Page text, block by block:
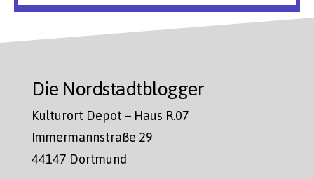
Die Nordstadtblogger
Kulturort Depot – Haus R.07
Immermannstraße 29
44147 Dortmund